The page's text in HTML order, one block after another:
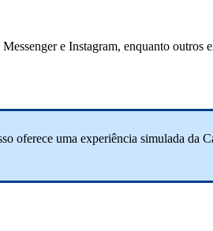
e Instagram, enquanto outros
oferece uma experiência simulada da